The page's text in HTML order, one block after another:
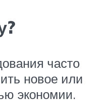
часто
новое или
экономии.